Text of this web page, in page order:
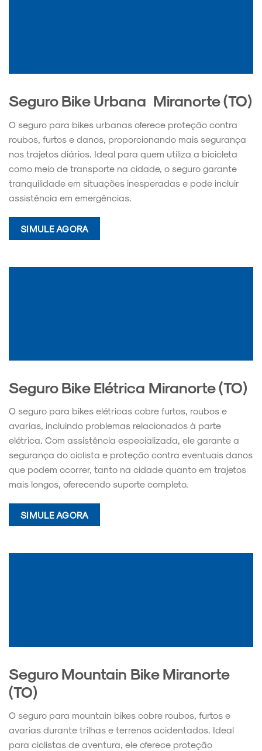
Seguro Bike Urbana Miranorte (TO)
O seguro para bikes urbanas oferece proteção contra
roubos, furtos e danos, proporcionando mais segurança
nos trajetos diários. Ideal para quem utiliza a bicicleta
como meio de transporte na cidade, o seguro garante
tranquilidade em situações inesperadas e pode incluir
assistência em emergências.
SIMULE AGORA
Seguro Bike Elétrica Miranorte (TO)
O seguro para bikes elétricas cobre furtos, roubos e
avarias, incluindo problemas relacionados à parte
elétrica. Com assistência especializada, ele garante a
segurança do ciclista e proteção contra eventuais danos
que podem ocorrer, tanto na cidade quanto em trajetos
mais longos, oferecendo suporte completo.
SIMULE AGORA
Seguro Mountain Bike Miranorte
(TO)
O seguro para mountain bikes cobre roubos, furtos e
avarias durante trilhas e terrenos acidentados. Ideal
para ciclistas de aventura, ele oferece proteção